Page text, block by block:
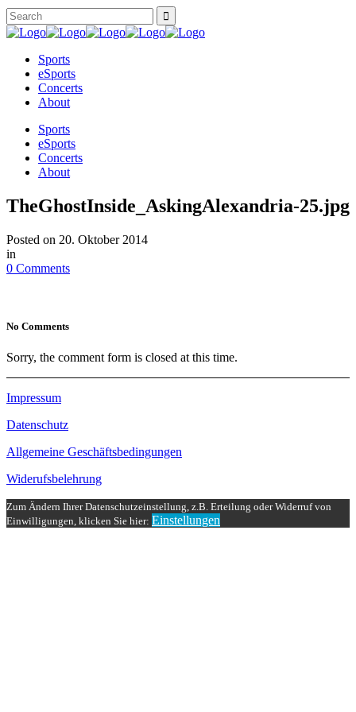
Sports
eSports
Concerts
About
Sports
eSports
Concerts
About
TheGhostInside_AskingAlexandria-25.jpg
Posted on 20. Oktober 2014
in
0 Comments
No Comments
Sorry, the comment form is closed at this time.
Impressum
Datenschutz
Allgemeine Geschäftsbedingungen
Widerufsbelehrung
Zum Ändern Ihrer Datenschutzeinstellung, z.B. Erteilung oder Widerruf von
Einwilligungen, klicken Sie hier: Einstellungen